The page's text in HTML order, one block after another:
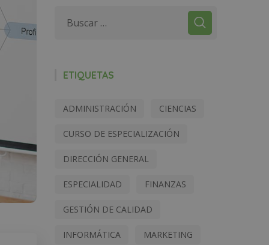
ETIQUETAS
ADMINISTRACIÓN CIENCIAS
CURSO DE ESPECIALIZACIÓN
DIRECCIÓN GENERAL
ESPECIALIDAD FINANZAS
GESTIÓN DE CALIDAD
INFORMÁTICA MARKETING